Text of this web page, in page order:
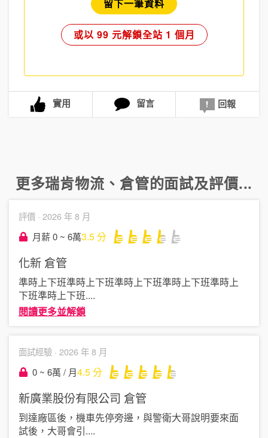
留下一筆資料
或以 99 元解鎖全站 1 個月
實用 留言 回報
更多瑞肯物流 、 倉管的面試及評價...
評價 · 2026 年 8 月
月薪 0 ~ 6萬3.5分
化新 倉管
準時上下班準時上下班準時上下班準時上下班準時上
下班準時上下班....
閱讀更多並解鎖
面試經驗 · 2026 年 8 月
0 ~ 6萬 / 月4.5分
新廣業股份有限公司 倉管
到達廠區後，機車先停旁邊，與警衛大哥說明要來面
試後，大哥會引....